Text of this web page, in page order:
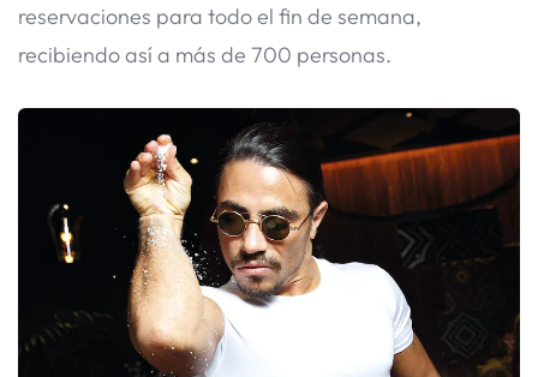
reservaciones para todo el fin de semana,
recibiendo así a más de 700 personas.